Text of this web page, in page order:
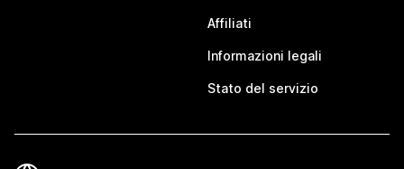
Affiliati
Informazioni legali
Stato del servizio